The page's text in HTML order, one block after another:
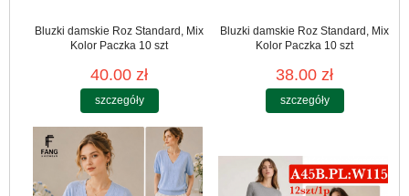
Bluzki damskie Roz Standard, Mix
Kolor Paczka 10 szt
40.00 zł
szczegóły
Bluzki damskie Roz Standard, Mix
Kolor Paczka 10 szt
38.00 zł
szczegóły